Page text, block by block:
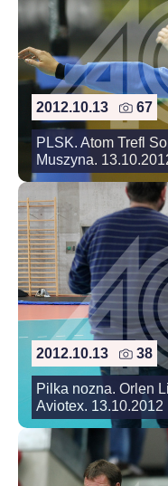
2012.10.13 67
PLSK. Atom Trefl
Muszyna.
2012.10.13 38
Pilka nozna. Orlen
Aviotex. 13.10.2012